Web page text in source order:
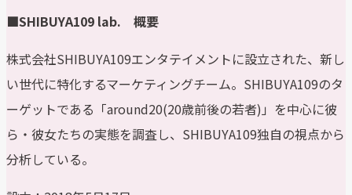
■SHIBUYA109 lab. 概要
株式会社SHIBUYA109エンタテイメントに設立された、新し
い世代に特化するマーケティングチーム。SHIBUYA109のタ
ーゲットである「around20(20歳前後の若者)」を中心に彼
ら・彼女たちの実態を調査し、SHIBUYA109独自の視点から
分析している。